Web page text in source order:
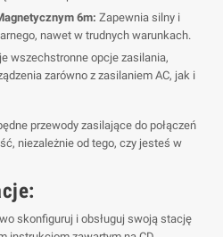
6m: Zapewnia silny i
nawet w trudnych warunkach.
wszechstronne opcje zasilania,
zarówno z zasilaniem AC, jak i
przewody zasilające do połączeń
niezależnie od tego, czy jesteś w
skonfiguruj i obsługuj swoją stację